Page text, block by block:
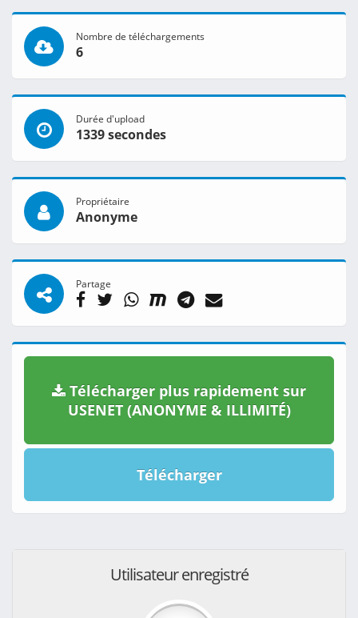
Nombre de téléchargements
6
Durée d'upload
1339 secondes
Propriétaire
Anonyme
Partage
Télécharger plus rapidement sur
USENET (ANONYME & ILLIMITÉ)
Télécharger
Utilisateur enregistré